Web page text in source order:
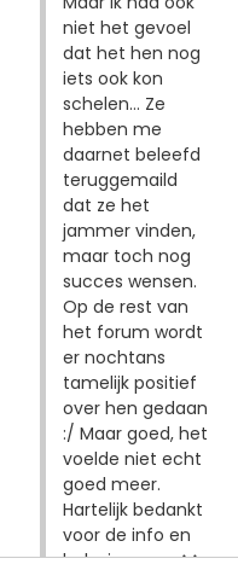
niet het gevoel
dat het hen nog
iets ook kon
schelen... Ze
hebben me
daarnet beleefd
teruggemaild
dat ze het
jammer vinden,
maar toch nog
succes wensen.
Op de rest van
het forum wordt
er nochtans
tamelijk positief
over hen gedaan
:/ Maar goed, het
voelde niet echt
goed meer.
Hartelijk bedankt
voor de info en
hulp, jongens ^^